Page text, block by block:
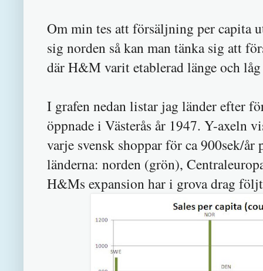
Om min tes att försäljning per capita
sig norden så kan man tänka sig att
där H&M varit etablerad länge och
I grafen nedan listar jag länder efter
öppnade i Västerås år 1947. Y-axeln
varje svensk shoppar för ca 900sek/
länderna: norden (grön),
H&Ms expansion har i grova drag